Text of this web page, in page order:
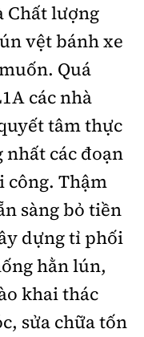
Chất lượng
vệt bánh xe
Quá
các nhà
tâm thực
các đoạn
Thậm
sàng bỏ tiền
dựng tỉ phối
hằn lún,
khai thác
sửa chữa tốn